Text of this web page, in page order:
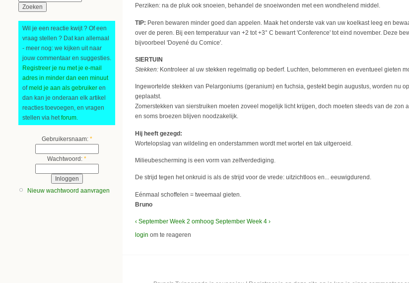
Wil je een reactie kwijt ? Of een
vraag stellen ? Dat kan allemaal
- meer nog: we kijken uit naar
jouw commentaar en suggesties.
Registreer je nu met je e-mail
adres in minder dan een minuut
ofmeld je aan als gebruiker en
dan kan je onderaan elk artikel
reacties toevoegen, en vragen
stellen via het forum
Gebruikersnaam: *
Wachtwoord: *
Nieuw wachtwoord aanvragen
Perziken: na de pluk ook snoeien, behandel de snoeiwonden met een wondhelend middel.
TIP: Peren bewaren minder goed dan appelen. Maak het onderste vak van uw koelkast leeg en
over de peren. Bij een temperatuur van +2 tot +3° C bewarrt 'Conference' tot eind november. Deze
bijvoorbeel 'Doyené du Comice'.
SIERTUIN
Stekken: Kontroleer al uw stekken regelmatig op bederf. Luchten, belommeren en eventueel gieten
Ingewortelde stekken van Pelargoniums (geranium) en fuchsia, gestekt begin augustus, worden nu
geplaatst.
Zomerstekken van sierstruiken moeten zoveel mogelijk licht krijgen, doch moeten steeds van de zon
en soms broezen blijven noodzakelijk.
Hij heeft gezegd:
Wortelopslag van wildeling en onderstammen wordt met wortel en tak uitgeroeid.
Milieubescherming is een vorm van zelfverdediging.
De strijd tegen het onkruid is als de strijd voor de vrede: uitzichtloos en... eeuwigdurend.
Eénmaal schoffelen = tweemaal gieten.
Bruno
‹ September Week 2 omhoog September Week 4 ›
login om te reageren